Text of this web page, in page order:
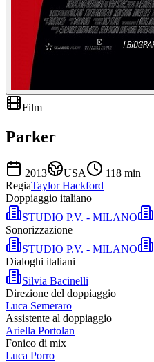
Film
Parker
2013 USA 118 min
RegiaTaylor Hackford
Doppiaggio italiano
STUDIO P.V. - MILANO
Sonorizzazione
STUDIO P.V. - MILANO
Dialoghi italiani
Silvia Bacinelli
Direzione del doppiaggio
Luca Semeraro
Assistente al doppiaggio
Ariella Portolan
Fonico di mix
Luca Porro